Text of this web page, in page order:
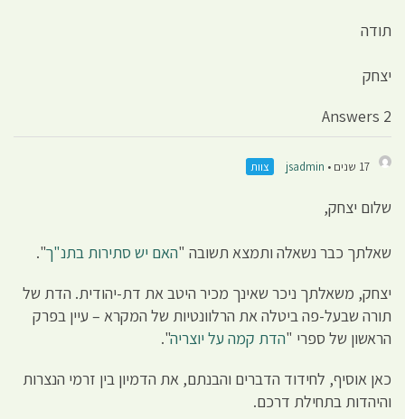
תודה
יצחק
2 Answers
17 שנים • jsadmin צוות
שלום יצחק,
שאלתך כבר נשאלה ותמצא תשובה "האם יש סתירות בתנ"ך".
יצחק, משאלתך ניכר שאינך מכיר היטב את דת-יהודית. הדת של
תורה שבעל-פה ביטלה את הרלוונטיות של המקרא – עיין בפרק
הראשון של ספרי "הדת קמה על יוצריה".
כאן אוסיף, לחידוד הדברים והבנתם, את הדמיון בין זרמי הנצרות
והיהדות בתחילת דרכם.